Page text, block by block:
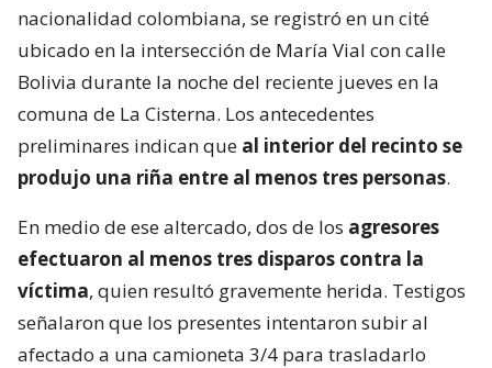
nacionalidad colombiana, se registró en un cité
ubicado en la intersección de María Vial con calle
Bolivia durante la noche del reciente jueves en la
comuna de La Cisterna. Los antecedentes
preliminares indican que al interior del recinto se
produjo una riña entre al menos tres personas.
En medio de ese altercado, dos de los agresores
efectuaron al menos tres disparos contra la
víctima, quien resultó gravemente herida. Testigos
señalaron que los presentes intentaron subir al
afectado a una camioneta 3/4 para trasladarlo